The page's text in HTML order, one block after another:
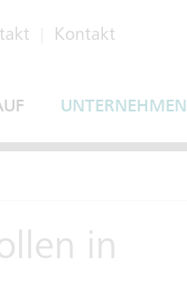
Kontakt
UNTERNEHMEN
in